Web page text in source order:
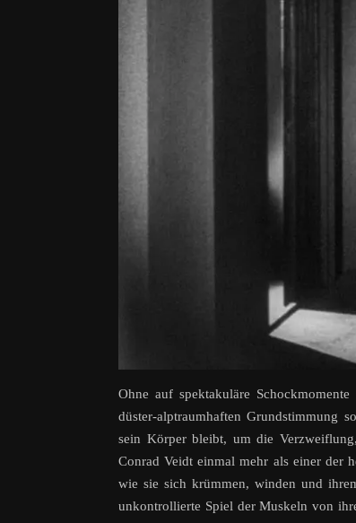
Ohne auf spektakuläre
düster-alptraumhaften Grundstimmung
sein Körper bleibt, um die
Conrad Veidt einmal mehr als einer der
wie sie sich krümmen, winden und
unkontrollierte Spiel der Muskeln von